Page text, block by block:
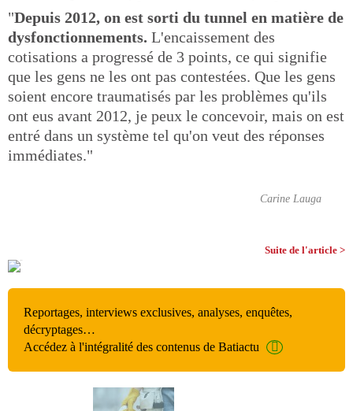
"Depuis 2012, on est sorti du tunnel en matière de
dysfonctionnements. L'encaissement des
cotisations a progressé de 3 points, ce qui signifie
que les gens ne les ont pas contestées. Que les gens
soient encore traumatisés par les problèmes qu'ils
ont eus avant 2012, je peux le concevoir, mais on est
entré dans un système tel qu'on veut des réponses
immédiates."
Carine Lauga
Suite de l'article >
Reportages, interviews exclusives, analyses, enquêtes,
décryptages…
Accédez à l'intégralité des contenus de Batiactu